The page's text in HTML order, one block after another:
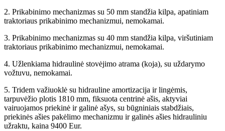
2. Prikabinimo mechanizmas su 50 mm standžia kilpa, apatiniam
traktoriaus prikabinimo mechanizmui, nemokamai.
3. Prikabinimo mechanizmas su 40 mm standžia kilpa, viršutiniam
traktoriaus prikabinimo mechanizmui, nemokamai.
4. Užlenkiama hidraulinė stovėjimo atrama (koja), su uždarymo
vožtuvu, nemokamai.
5. Tridem važiuoklė su hidrauline amortizacija ir lingėmis,
tarpuvėžio plotis 1810 mm, fiksuota centrinė ašis, aktyviai
vairuojamos priekinė ir galinė ašys, su būgniniais stabdžiais,
priekinės ašies pakėlimo mechanizmu ir galinės ašies hidrauliniu
užraktu, kaina 9400 Eur.